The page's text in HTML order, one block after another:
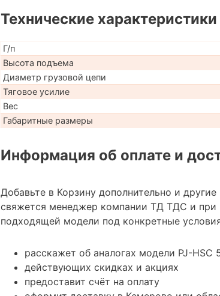
Технические характеристики
Г/п
Высота подъема
Диаметр грузовой цепи
Тяговое усилие
Вес
Габаритные размеры
Информация об оплате и
Добавьте в Корзину дополнительно и
свяжется менеджер компании ТД ТДС и
подходящей модели под конкретные
расскажет об аналогах модели PJ-HSC
действующих скидках и акциях
предоставит счёт на оплату